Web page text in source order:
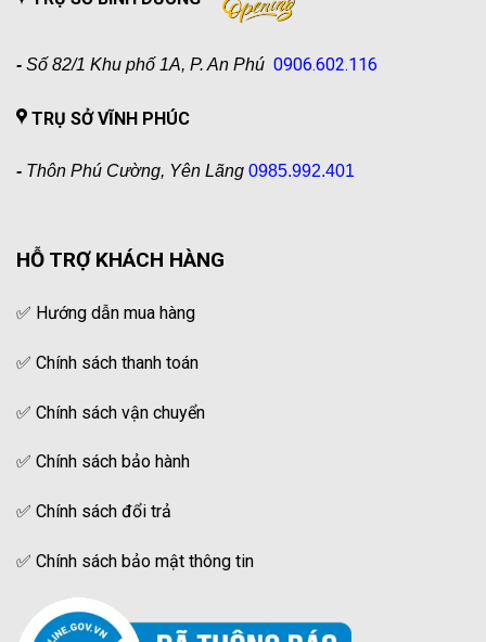
- Số 82/1 Khu phố 1A, P. An Phú 0906.602.116
TRỤ SỞ VĨNH PHÚC
- Thôn Phú Cường, Yên Lãng 0985.992.401
HỖ TRỢ KHÁCH HÀNG
✅ Hướng dẫn mua hàng
✅ Chính sách thanh toán
✅ Chính sách vận chuyển
✅ Chính sách bảo hành
✅ Chính sách đổi trả
✅ Chính sách bảo mật thông tin